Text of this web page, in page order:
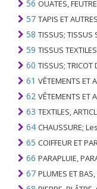
56 OUATES, FEUTRES ET NON-
57 TAPIS ET
58 TISSUS; TISSUS SPÉCIAUX,
59 TISSUS TEXTILES; IMPRÉGNÉ,
60 TISSUS; TRICOT
61 VÊTEMENTS ET
62 VÊTEMENTS ET
63 TEXTILES, ARTICLES
64 CHAUSSURE; Les
65 COIFFEUR ET
66 PARAPLUIE, PARASOLS,
67 PLUMES ET BAS, PRÉPARÉES; ET